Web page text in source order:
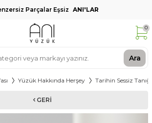
Parçalar Eşsiz ANI'LAR
Ara
0
Yüzük Hakkında Herşey Tarihin Sessiz
GERI